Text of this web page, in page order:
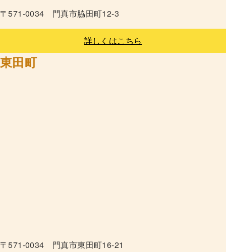
〒571-0034 門真市脇田町12-3
詳しくはこちら
東田町
〒571-0034 門真市東田町16-21